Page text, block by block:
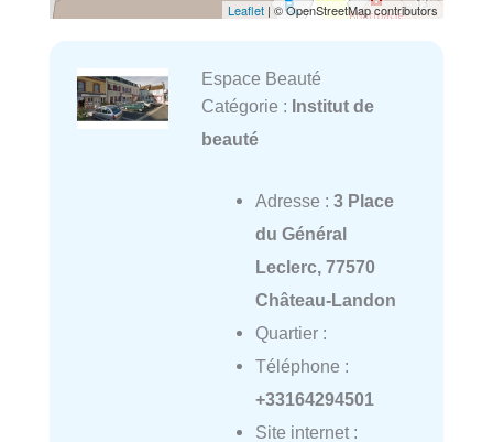
Leaflet | © OpenStreetMap contributors
Espace Beauté
Catégorie : Institut de
beauté
Adresse : 3 Place
du Général
Leclerc, 77570
Château-Landon
Quartier :
Téléphone :
+33164294501
Site internet :